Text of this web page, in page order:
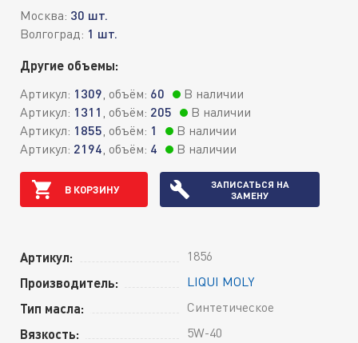
Москва: 30 шт.
Волгоград: 1 шт.
Другие объемы:
Артикул: 1309, объём: 60
В наличии
Артикул: 1311 , объём: 205
В наличии
Артикул: 1855, объём: 1
В наличии
Артикул: 2194, объём: 4 В наличии
В КОРЗИНУ
ЗАПИСАТЬСЯ НА
ЗАМЕНУ
Артикул: 1856
Производитель: LIQUI MOLY
Тип масла: Синтетическое
Вязкость: 5W-40